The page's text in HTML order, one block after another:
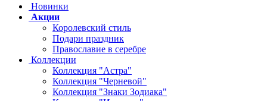
Новинки
Акции
Королевский стиль
Подари праздник
Православие в серебре
Коллекции
Коллекция "Астра"
Коллекция "Черневой"
Коллекция "Знаки Зодиака"